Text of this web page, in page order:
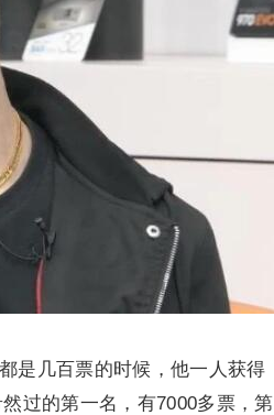
是几百票的时候，他一人获得
过的第一名，有7000多票，第